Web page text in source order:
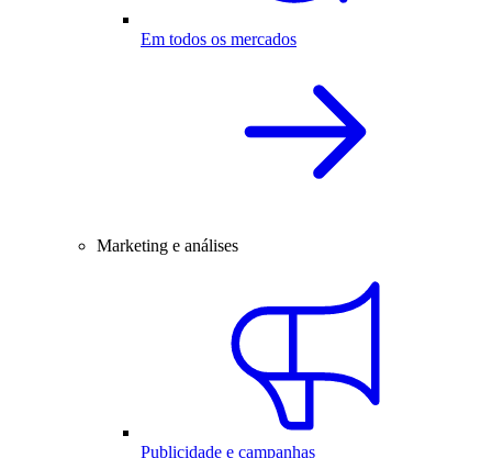
Em todos os mercados
Marketing e análises
Publicidade e campanhas